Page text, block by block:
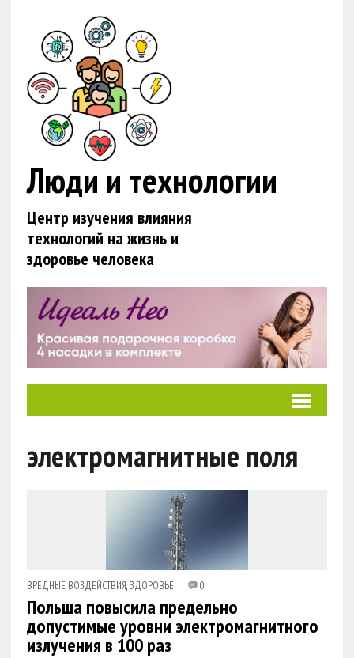
Люди и технологии
Центр изучения влияния
технологий на жизнь и
здоровье человека
электромагнитные поля
ВРЕДНЫЕ ВОЗДЕЙСТВИЯ,ЗДОРОВЬЕ 0
Польша повысила предельно
допустимые уровни электромагнитного
излучения в 100 раз